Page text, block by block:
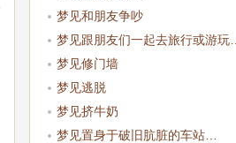
梦见和朋友争吵
梦见跟朋友们一起去旅行或游玩…
梦见修门墙
梦见逃脱
梦见挤牛奶
梦见置身于破旧肮脏的车站…